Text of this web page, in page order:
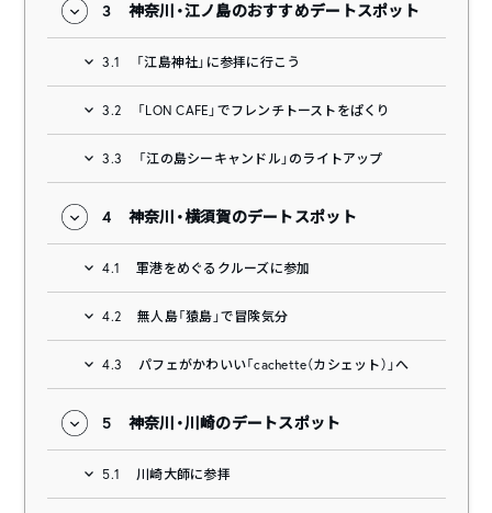
3 神奈川・江ノ島のおすすめデートスポット
3.1 「江島神社」に参拝に行こう
3.2 「LON CAFE」でフレンチトーストをぱくり
3.3 「江の島シーキャンドル」のライトアップ
4 神奈川・横須賀のデートスポット
4.1 軍港をめぐるクルーズに参加
4.2 無人島「猿島」で冒険気分
4.3 パフェがかわいい「cachette（カシェット）」へ
5 神奈川・川崎のデートスポット
5.1 川崎大師に参拝